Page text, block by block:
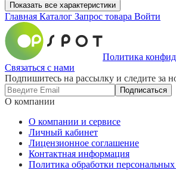
Показать все характеристики
Главная Каталог Запрос товара Войти
Политика
Связаться с нами
Подпишитесь на рассылку и следите за
Подписаться
О компании
О компании и сервисе
Личный кабинет
Лицензионное соглашение
Контактная информация
Политика обработки